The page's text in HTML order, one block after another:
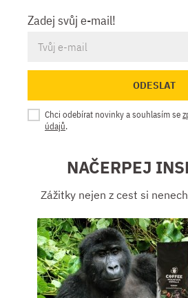
Zadej svůj e-mail!
ODESLAT
Chci odebírat novinky a souhlasím se
údajů.
NAČERPEJ
Zážitky nejen z cest si